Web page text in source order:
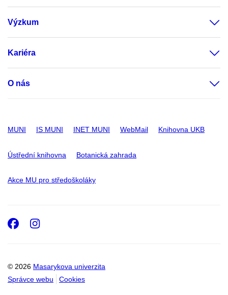
Výzkum
Kariéra
O nás
MUNI IS MUNI INET MUNI WebMail Knihovna UKB
Ústřední knihovna Botanická zahrada
Akce MU pro středoškoláky
© 2026 Masarykova univerzita
Správce webu
Cookies
Facebook
Instagram